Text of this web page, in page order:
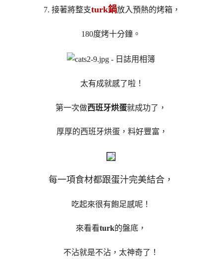
7. 接著將整支turk鍋放入預熱的烤箱，
180度烤十分鐘。
太有成就感了啦！
第一次做西班牙烘蛋就成功了，
厚厚的西班牙烘蛋，料好豐富，
每一項食材都跟蛋汁完美結合，
吃起來很有飽足感呢！
來看看turk的盤底，
不沾就是不沾，太神奇了！